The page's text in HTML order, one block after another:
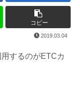
コピー
2019.03.04
するのがETCカ